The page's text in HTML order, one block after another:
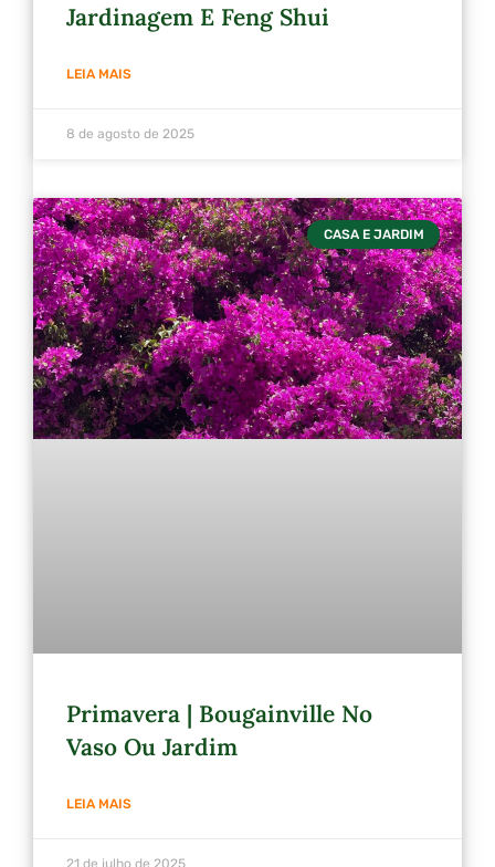
Jardinagem E Feng Shui
LEIA MAIS
8 de agosto de 2025
CASA E JARDIM
Primavera | Bougainville No
Vaso Ou Jardim
LEIA MAIS